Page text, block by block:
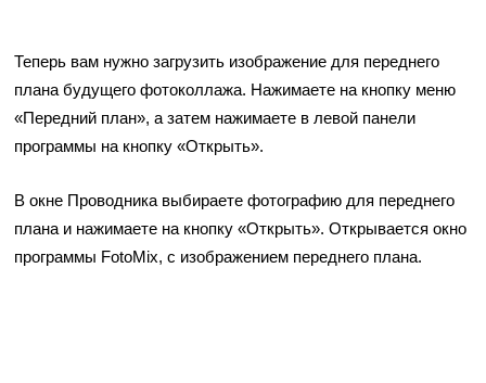
Теперь вам нужно загрузить изображение для переднего
плана будущего фотоколлажа. Нажимаете на кнопку меню
«Передний план», а затем нажимаете в левой панели
программы на кнопку «Открыть».
В окне Проводника выбираете фотографию для переднего
плана и нажимаете на кнопку «Открыть». Открывается окно
программы FotoMix, с изображением переднего плана.